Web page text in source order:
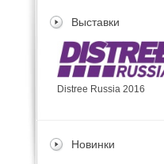
Выставки
Distree Russia 2016
Новинки